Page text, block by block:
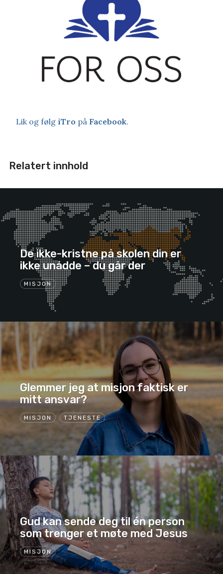
Lik og følg iTro på Facebook.
Relatert innhold
MISJON
De ikke-kristne på skolen din er
ikke unådde – du går der
MISJON TJENESTE
Glemmer jeg at misjon faktisk er
mitt ansvar?
MISJON
Gud kan sende deg til én person
som trenger et møte med Jesus